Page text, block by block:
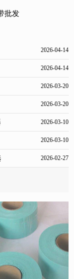
批发
2026-04-14
2026-04-14
2026-03-20
2026-03-20
2026-03-10
2026-03-10
2026-02-27